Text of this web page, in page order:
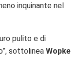
inquinante nel
pulito e di
sottolinea Wopke